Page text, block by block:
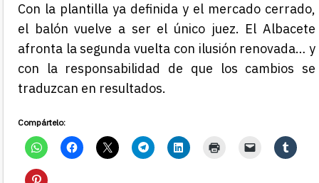
Con la plantilla ya definida y el mercado cerrado,
el balón vuelve a ser el único juez. El Albacete
afronta la segunda vuelta con ilusión renovada… y
con la responsabilidad de que los cambios se
traduzcan en resultados.
Compártelo: